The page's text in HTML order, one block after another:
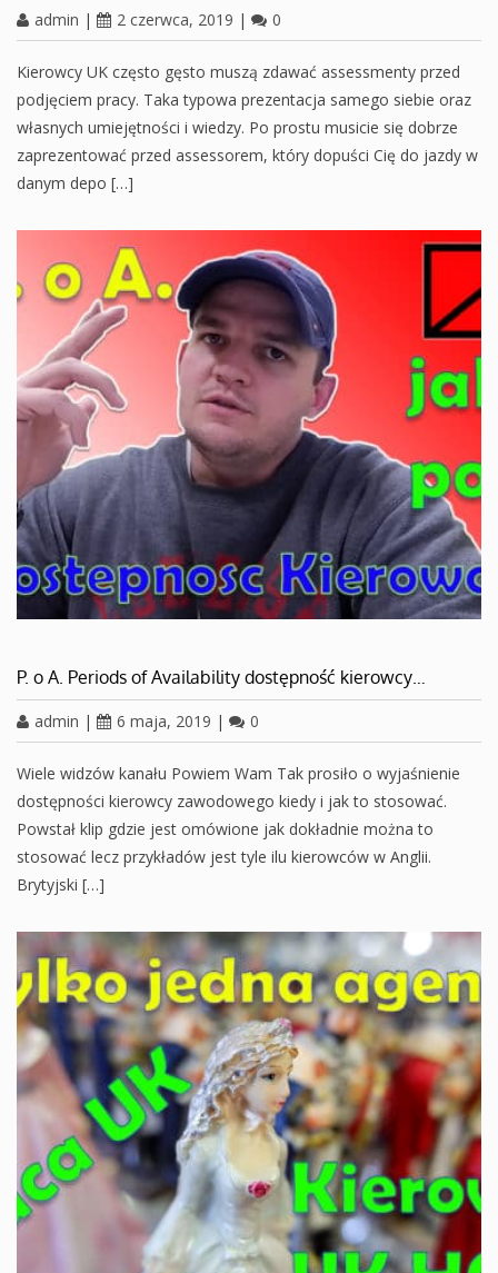
admin | 2 czerwca, 2019 | 0
Kierowcy UK często gęsto muszą zdawać assessmenty przed
podjęciem pracy. Taka typowa prezentacja samego siebie oraz
własnych umiejętności i wiedzy. Po prostu musicie się dobrze
zaprezentować przed assessorem, który dopuści Cię do jazdy w
danym depo […]
P. o A. Periods of Availability dostępność kierowcy…
admin | 6 maja, 2019 | 0
Wiele widzów kanału Powiem Wam Tak prosiło o wyjaśnienie
dostępności kierowcy zawodowego kiedy i jak to stosować.
Powstał klip gdzie jest omówione jak dokładnie można to
stosować lecz przykładów jest tyle ilu kierowców w Anglii.
Brytyjski […]